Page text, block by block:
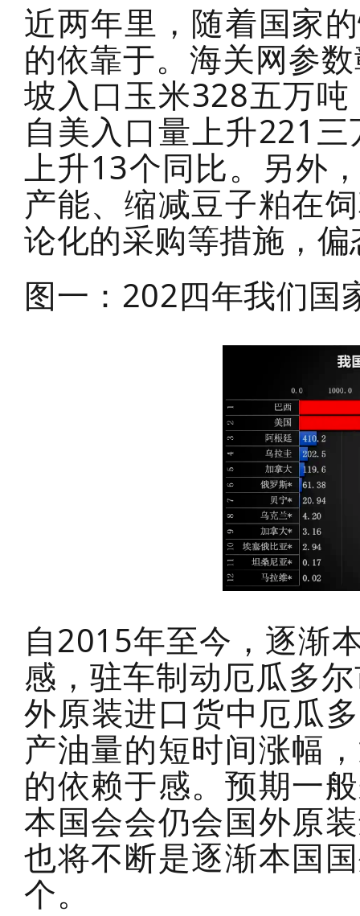
近两年里，随着国家
的依靠于。海关网参
坡入口玉米328五万
自美入口量上升221
上升13个同比。另外
产能、缩减豆子粕在
论化的采购等措施，
图一：202四年我们
自2015年至今，逐渐
感，驻车制动厄瓜多
外原装进口货中厄瓜
产油量的短时间涨幅
的依赖于感。预期一
本国会会仍会国外原
也将不断是逐渐本国
个。